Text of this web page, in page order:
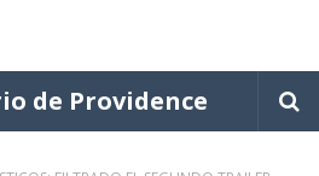
de Providence